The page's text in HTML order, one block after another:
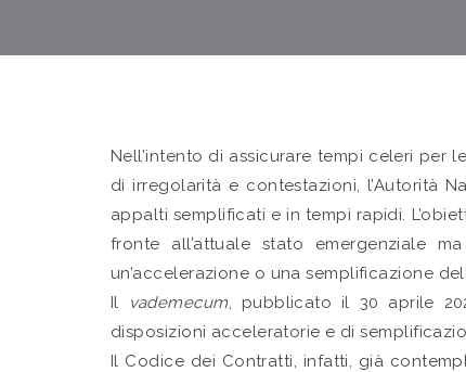
Nell’intento di assicurare tempi celeri per
di irregolarità e contestazioni, l’Autorità
appalti semplificati e in tempi rapidi.
fronte all’attuale stato emergenziale
un’accelerazione o una semplificazione
Il
vademecum, pubblicato il 30 aprile
disposizioni acceleratorie e di
Il Codice dei Contratti, infatti, già